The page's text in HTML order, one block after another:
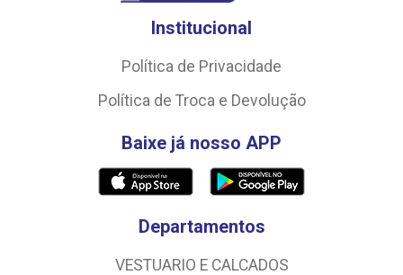
Institucional
Política de Privacidade
Política de Troca e Devolução
Baixe já nosso APP
Departamentos
VESTUARIO E CALCADOS